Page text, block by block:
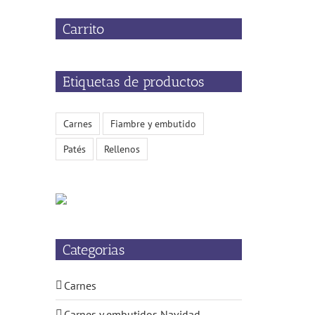
Carrito
Etiquetas de productos
Carnes
Fiambre y embutido
Patés
Rellenos
Categorias
Carnes